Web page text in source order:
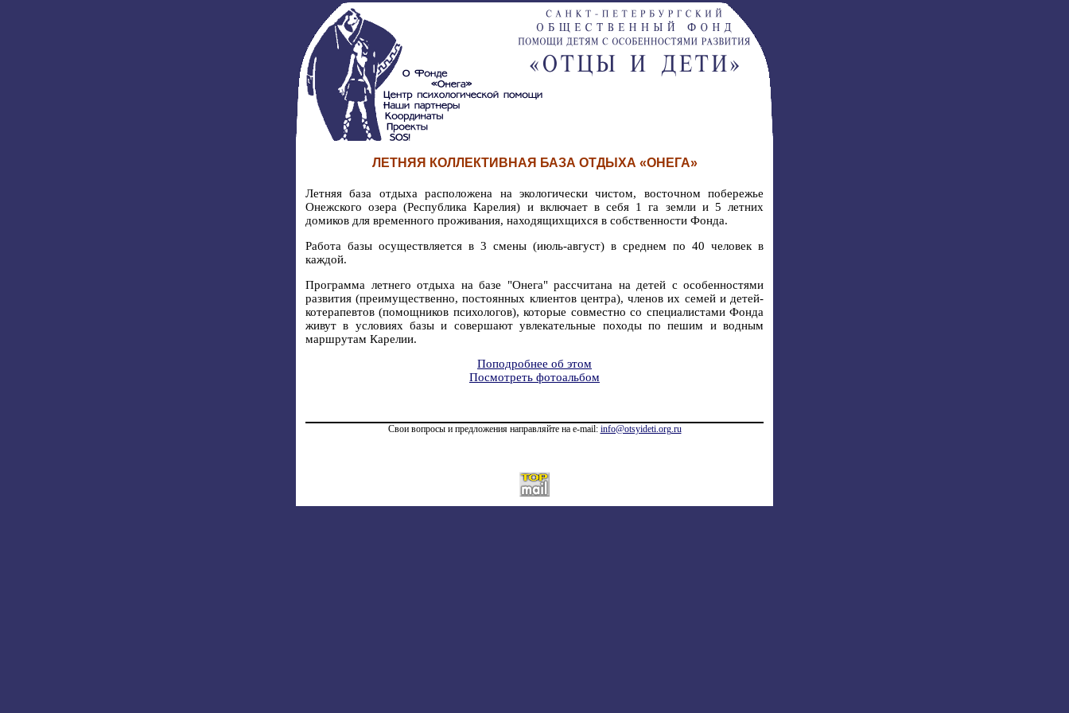
ЛЕТНЯЯ КОЛЛЕКТИВНАЯ БАЗА ОТДЫХА «ОНЕГА»
Летняя база отдыха расположена на экологически чистом, восточном побережье
Онежского озера (Республика Карелия) и включает в себя 1 га земли и 5 летних
домиков для временного проживания, находящихщихся в собственности Фонда.
Работа базы осуществляется в 3 смены (июль-август) в среднем по 40 человек в
каждой.
Программа летнего отдыха на базе "Онега" рассчитана на детей с особенностями
развития (преимущественно, постоянных клиентов центра), членов их семей и детей-
котерапевтов (помощников психологов), которые совместно со специалистами Фонда
живут в условиях базы и совершают увлекательные походы по пешим и водным
маршрутам Карелии.
Поподробнее об этом
Посмотреть фотоальбом
Свои вопросы и предложения направляйте на e-mail: info@otsyideti.org.ru